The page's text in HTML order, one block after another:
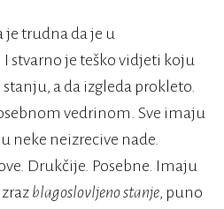
je trudna da je u
stvarno je teško vidjeti koju
a da izgleda prokleto.
vedrinom. Sve imaju
neke neizrecive nade.
Drukčije. Posebne. Imaju
blagoslovljeno stanje, puno